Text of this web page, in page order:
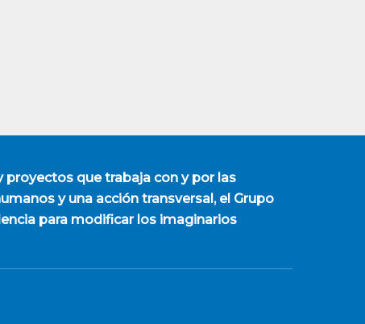
que trabaja con y por las
y una acción transversal, el Grupo
para modificar los imaginarios